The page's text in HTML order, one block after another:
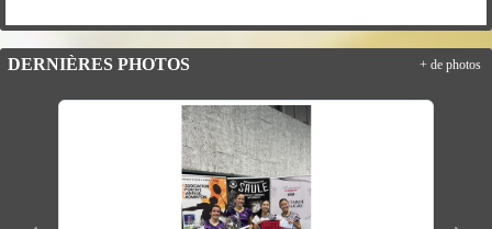
DERNIÈRES PHOTOS + de photos